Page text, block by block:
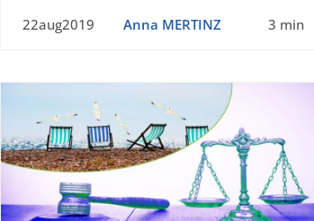
22aug2019 Anna MERTINZ 3 min